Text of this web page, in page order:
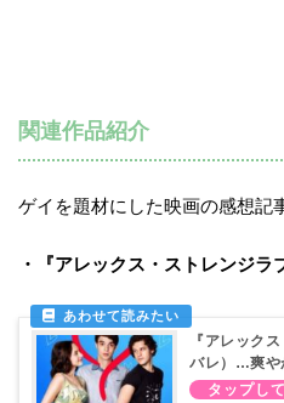
関連作品紹介
ゲイを題材にした映画の感想記
・『アレックス・ストレンジラ
『アレック
バレ）…爽や